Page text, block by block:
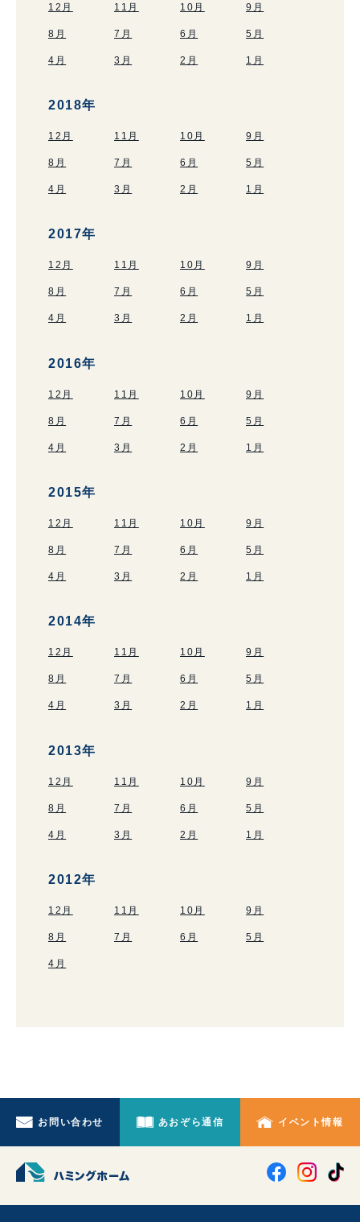
12月 11月 10月 9月
8月 7月 6月 5月
4月 3月 2月 1月
2018年
12月 11月 10月 9月
8月 7月 6月 5月
4月 3月 2月 1月
2017年
12月 11月 10月 9月
8月 7月 6月 5月
4月 3月 2月 1月
2016年
12月 11月 10月 9月
8月 7月 6月 5月
4月 3月 2月 1月
2015年
12月 11月 10月 9月
8月 7月 6月 5月
4月 3月 2月 1月
2014年
12月 11月 10月 9月
8月 7月 6月 5月
4月 3月 2月 1月
2013年
12月 11月 10月 9月
8月 7月 6月 5月
4月 3月 2月 1月
2012年
12月 11月 10月 9月
8月 7月 6月 5月
4月
お問い合わせ あおぞら通信 イベント情報